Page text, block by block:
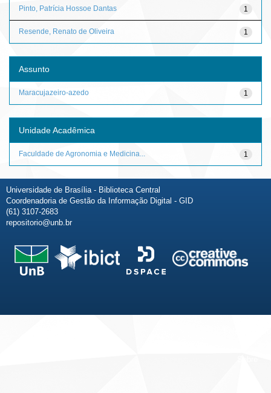
1
Pinto, Patrícia Hossoe Dantas
1
Resende, Renato de Oliveira
Assunto
1
Maracujazeiro-azedo
Unidade Acadêmica
1
Faculdade de Agronomia e Medicina...
Universidade de Brasília - Biblioteca Central
Coordenadoria de Gestão da Informação Digital - GID
(61) 3107-2683
repositorio@unb.br